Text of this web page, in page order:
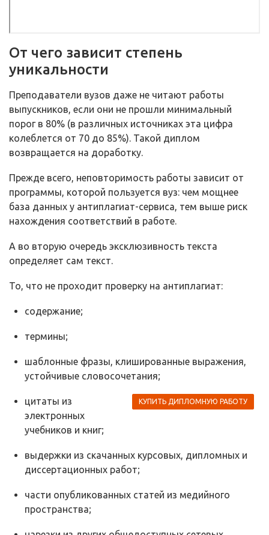
От чего зависит степень
уникальности
Преподаватели вузов даже не читают работы
выпускников, если они не прошли минимальный
порог в 80% (в различных источниках эта цифра
колеблется от 70 до 85%). Такой диплом
возвращается на доработку.
Прежде всего, неповторимость работы зависит от
программы, которой пользуется вуз: чем мощнее
база данных у антиплагиат-сервиса, тем выше риск
нахождения соответствий в работе.
А во вторую очередь эксклюзивность текста
определяет сам текст.
То, что не проходит проверку на антиплагиат:
содержание;
термины;
шаблонные фразы, клишированные выражения,
устойчивые словосочетания;
КУПИТЬ ДИПЛОМНУЮ РАБОТУ
цитаты из
электронных
учебников и книг;
выдержки из скачанных курсовых, дипломных и
диссертационных работ;
части опубликованных статей из медийного
пространства;